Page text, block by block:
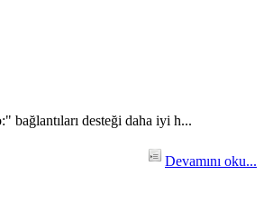
bağlantıları desteği daha iyi h...
Devamını oku...